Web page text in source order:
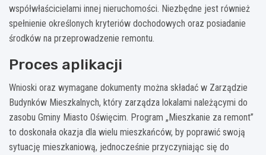
współwłaścicielami innej nieruchomości. Niezbędne jest również
spełnienie określonych kryteriów dochodowych oraz posiadanie
środków na przeprowadzenie remontu.
Proces aplikacji
Wnioski oraz wymagane dokumenty można składać w Zarządzie
Budynków Mieszkalnych, który zarządza lokalami należącymi do
zasobu Gminy Miasto Oświęcim. Program „Mieszkanie za remont”
to doskonała okazja dla wielu mieszkańców, by poprawić swoją
sytuację mieszkaniową, jednocześnie przyczyniając się do